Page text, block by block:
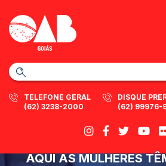
TELEFONE GERAL
(62) 3238-2000
DISQUE
(62) 99976-
AQUI AS MULHERES